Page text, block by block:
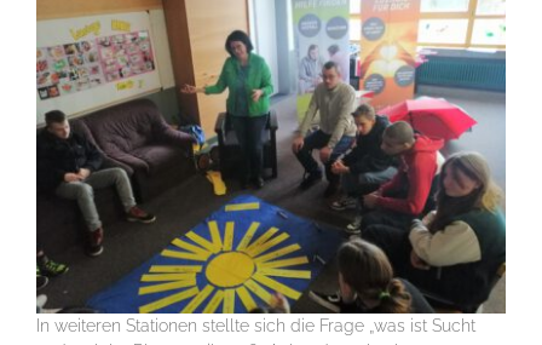
In weiteren Stationen stellte sich die Frage „was ist Sucht